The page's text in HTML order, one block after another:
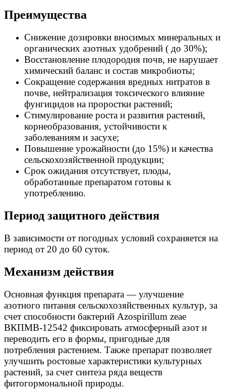
Преимущества
Снижение дозировки вносимых минеральных и
органических азотных удобрений ( до 30%);
Восстановление плодородия почв, не нарушает
химический баланс и состав микробиоты;
Сокращение содержания вредных нитратов в
почве, нейтрализация токсического влияние
фунгицидов на проростки растений;
Стимулирование роста и развития растений,
корнеобразования, устойчивости к
заболеваниям и засухе;
Повышение урожайности (до 15%) и качества
сельскохозяйственной продукции;
Срок ожидания отсутствует, плоды,
обработанные препаратом готовы к
употреблению.
Период защитного действия
В зависимости от погодных условий сохраняется на
период от 20 до 60 суток.
Механизм действия
Основная функция препарата — улучшение
азотного питания сельскохозяйственных культур, за
счет способности бактерий Azospirillum zeae
ВКПМВ-12542 фиксировать атмосферный азот и
переводить его в формы, пригодные для
потребления растением. Также препарат позволяет
улучшить ростовые характеристики культурных
растений, за счет синтеза ряда веществ
фитогормональной природы.